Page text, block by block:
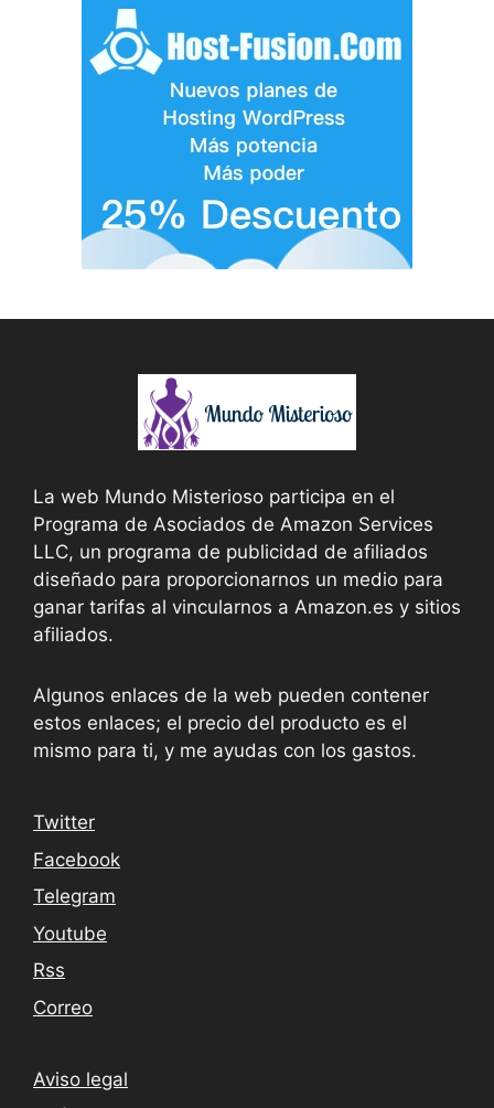
La web Mundo Misterioso participa en el
Programa de Asociados de Amazon Services
LLC, un programa de publicidad de afiliados
diseñado para proporcionarnos un medio para
ganar tarifas al vincularnos a Amazon.es y sitios
afiliados.
Algunos enlaces de la web pueden contener
estos enlaces; el precio del producto es el
mismo para ti, y me ayudas con los gastos.
Twitter
Facebook
Telegram
Youtube
Rss
Correo
Aviso legal